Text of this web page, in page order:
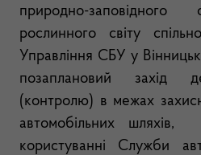
природно-
рослинного світу
Управління СБУ у
позаплановий захід
(контролю) в межах
автомобільних
користуванні Служби